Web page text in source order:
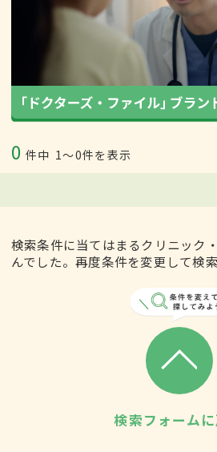
0 件中 1〜0件を表示
検索条件に当てはまるクリニック
んでした。再度条件を変更して検
検索フォーム